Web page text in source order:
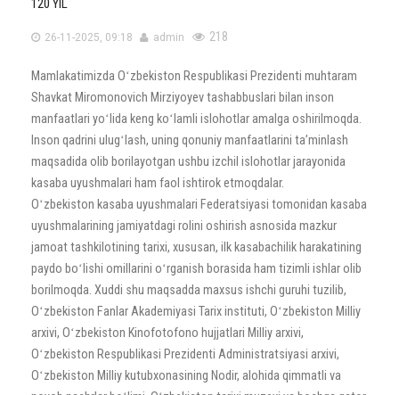
26-11-2025, 09:18 admin 218
Mamlakatimizda Oʻzbekiston Respublikasi Prezidenti muhtaram
Shavkat Miromonovich Mirziyoyev tashabbuslari bilan inson
manfaatlari yoʻlida keng koʻlamli islohotlar amalga oshirilmoqda.
Inson qadrini ulugʻlash, uning qonuniy manfaatlarini taʼminlash
maqsadida olib borilayotgan ushbu izchil islohotlar jarayonida
kasaba uyushmalari ham faol ishtirok etmoqdalar.
Oʻzbekiston kasaba uyushmalari Federatsiyasi tomonidan kasaba
uyushmalarining jamiyatdagi rolini oshirish asnosida mazkur
jamoat tashkilotining tarixi, xususan, ilk kasabachilik harakatining
paydo boʻlishi omillarini oʻrganish borasida ham tizimli ishlar olib
borilmoqda. Xuddi shu maqsadda maxsus ishchi guruhi tuzilib,
Oʻzbekiston Fanlar Akademiyasi Tarix instituti, Oʻzbekiston Milliy
arxivi, Oʻzbekiston Kinofotofono hujjatlari Milliy arxivi,
Oʻzbekiston Respublikasi Prezidenti Administratsiyasi arxivi,
Oʻzbekiston Milliy kutubxonasining Nodir, alohida qimmatli va